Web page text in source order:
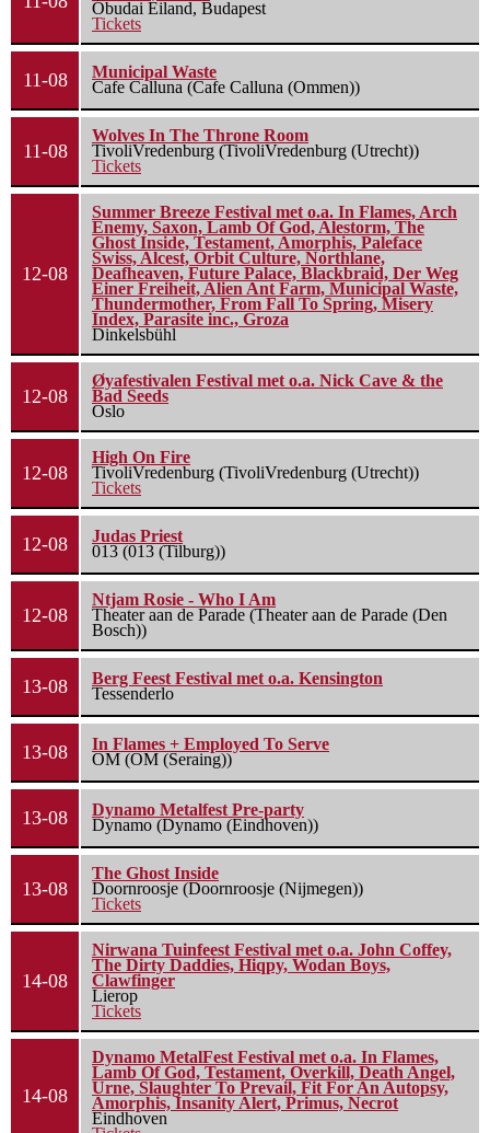
Óbudai Eiland, Budapest
Tickets
11-08
Municipal Waste
Cafe Calluna (Cafe Calluna (Ommen))
11-08
Wolves In The Throne Room
TivoliVredenburg (TivoliVredenburg (Utrecht))
Tickets
12-08
Summer Breeze Festival met o.a. In Flames, Arch
Enemy, Saxon, Lamb Of God, Alestorm, The
Ghost Inside, Testament, Amorphis, Paleface
Swiss, Alcest, Orbit Culture, Northlane,
Deafheaven, Future Palace, Blackbraid, Der Weg
Einer Freiheit, Alien Ant Farm, Municipal Waste,
Thundermother, From Fall To Spring, Misery
Index, Parasite inc., Groza
Dinkelsbühl
12-08
Øyafestivalen Festival met o.a. Nick Cave & the
Bad Seeds
Oslo
12-08
High On Fire
TivoliVredenburg (TivoliVredenburg (Utrecht))
Tickets
12-08
Judas Priest
013 (013 (Tilburg))
12-08
Ntjam Rosie - Who I Am
Theater aan de Parade (Theater aan de Parade (Den
Bosch))
13-08
Berg Feest Festival met o.a. Kensington
Tessenderlo
13-08
In Flames + Employed To Serve
OM (OM (Seraing))
13-08
Dynamo Metalfest Pre-party
Dynamo (Dynamo (Eindhoven))
13-08
The Ghost Inside
Doornroosje (Doornroosje (Nijmegen))
Tickets
14-08
Nirwana Tuinfeest Festival met o.a. John Coffey,
The Dirty Daddies, Hiqpy, Wodan Boys,
Clawfinger
Lierop
Tickets
14-08
Dynamo MetalFest Festival met o.a. In Flames,
Lamb Of God, Testament, Overkill, Death Angel,
Urne, Slaughter To Prevail, Fit For An Autopsy,
Amorphis, Insanity Alert, Primus, Necrot
Eindhoven